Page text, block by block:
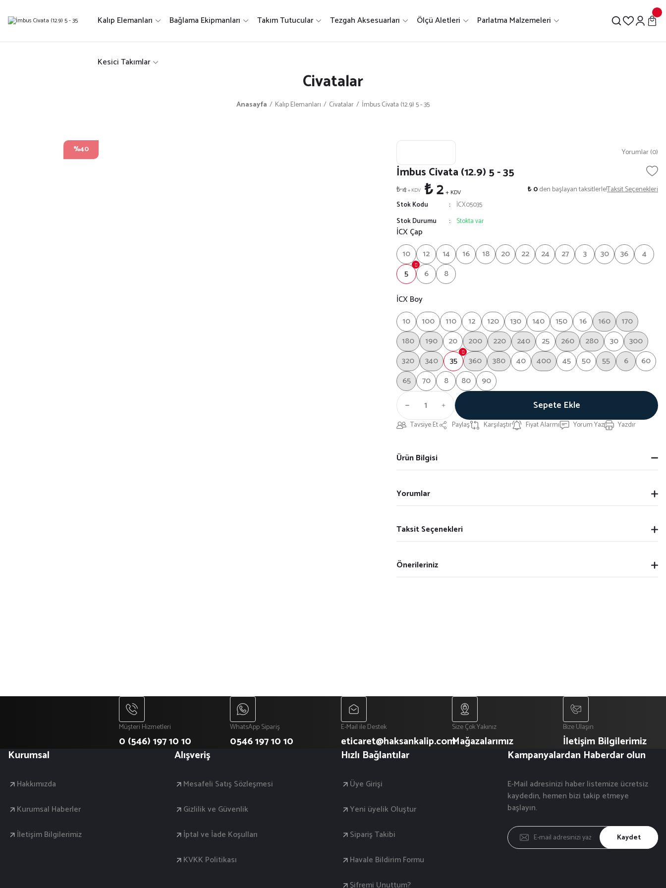
Kalıp Elemanları Bağlama Ekipmanları Takım Tutucular Tezgah Aksesuarları Ölçü Aletleri Parlatma Malzemeleri
Kesici Takımlar
Civatalar
Anasayfa Kalıp Elemanları Civatalar İmbus Civata (12.9) 5 - 35
%40 Yorumlar (0)
İmbus Civata (12.9) 5 - 35
₺ 4+ KDV ₺ 2 + KDV ₺ 0den başlayan taksitlerle!Taksit Seçenekleri
Stok Kodu
İCX05035
Stok Durumu
Stokta var
İCX Çap
10
12 14 16 18 20 22 24 27 3 30 36
4
5
6
8
İCX Boy
10
100 110 12 120 130 140 150 16 160
170
180
190 20 200 220 240 25 260 280 30
300
320
340 35 360 380 40 400 45 50 55 6
60
65
70 8 80 90
Sepete Ekle
Tavsiye Et Paylaş Karşılaştır Fiyat Alarmı Yorum Yaz Yazdır
Ürün Bilgisi
Yorumlar
Taksit Seçenekleri
Önerileriniz
Müşteri Hizmetleri
0 (546) 197 10 10
WhatsApp Sipariş
0546 197 10 10
E-Mail ile Destek
eticaret@haksankalip.com
Size Çok Yakınız
Mağazalarımız
Bize Ulaşın
İletişim Bilgilerimiz
Kurumsal
Hakkımızda
Kurumsal Haberler
İletişim Bilgilerimiz
Alışveriş
Mesafeli Satış Sözleşmesi
Gizlilik ve Güvenlik
İptal ve İade Koşulları
KVKK Politikası
Hızlı Bağlantılar
Üye Girişi
Yeni üyelik Oluştur
Sipariş Takibi
Havale Bildirim Formu
Şifremi Unuttum?
Kampanyalardan Haberdar olun
E-Mail adresinizi haber listemize ücretsiz
kaydedin, hemen bizi takip etmeye
başlayın.
Kaydet